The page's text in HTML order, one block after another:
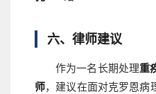
六、律师建议
作为一名长期处理重
师，建议在面对克罗恩病